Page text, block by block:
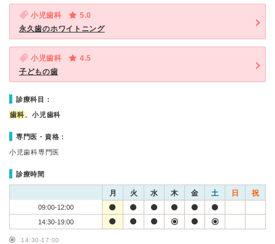
小児歯科
5.0
永久歯のホワイトニング
小児歯科
4.5
子どもの歯
診療科目：
歯科、小児歯科
専門医・資格：
小児歯科専門医
診療時間
月 火 水 木 金 土 日 祝
09:00-12:00
14:30-19:00
14:30-17:00